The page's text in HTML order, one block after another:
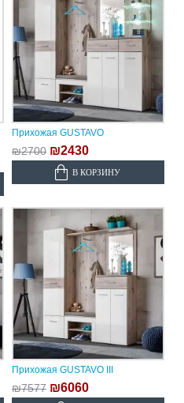
Прихожая GUSTAVO
₪2700 ₪2430
В КОРЗИНУ
Прихожая GUSTAVO III
₪7577 ₪6060